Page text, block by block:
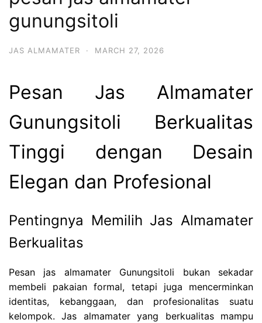
gunungsitoli
JAS ALMAMATER · MARCH 27, 2026
Pesan Jas Almamater
Gunungsitoli Berkualitas
Tinggi dengan Desain
Elegan dan Profesional
Pentingnya Memilih Jas Almamater
Berkualitas
Pesan jas almamater Gunungsitoli bukan sekadar
membeli pakaian formal, tetapi juga mencerminkan
identitas, kebanggaan, dan profesionalitas suatu
kelompok. Jas almamater yang berkualitas mampu